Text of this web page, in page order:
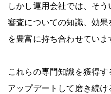
しかし運用会社では、そう
審査についての知識、効
を豊富に持ち合わせていま
これらの専門知識を獲得
アップデートして磨き続